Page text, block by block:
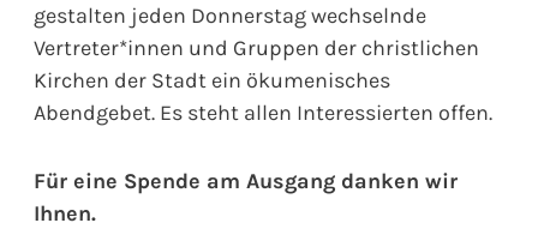
gestalten jeden Donnerstag wechselnde
Vertreter*innen und Gruppen der christlichen
Kirchen der Stadt ein ökumenisches
Abendgebet. Es steht allen Interessierten offen.
Für eine Spende am Ausgang danken wir
Ihnen.